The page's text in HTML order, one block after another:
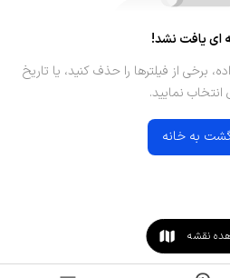
ای یافت نشد!
برخی از فیلترها را حذف کنید، یا تاریخ
انتخاب نمایید.
به خانه
نقشه